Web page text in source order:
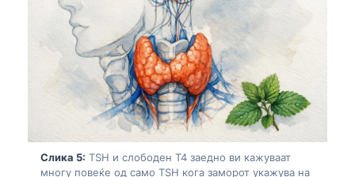
Слика 5: TSH и слободен T4 заедно ви кажуваат
многу повеќе од само TSH кога заморот укажува на
Euskara
Occitan
العربية المغربية
Afrikaans
Монгол
ພາສາລາວ